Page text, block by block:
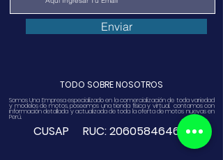
Enviar
TODO SOBRE NOSOTROS
Somos Una Empresa especializado en la comercialización de toda variedad
y modelos de motos, poseemos una tienda física y virtual. contamos con
información detallada y actualizada de toda la oferta de motos nuevas en
Perú.
CUSAP RUC:20605846468